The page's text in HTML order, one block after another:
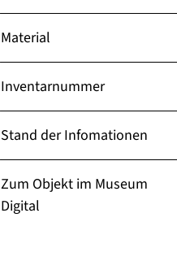
Material
Inventarnummer
Stand der Infomationen
Zum Objekt im Museum
Digital